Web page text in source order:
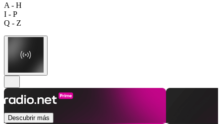
A - H
I - P
Q - Z
Descubrir más